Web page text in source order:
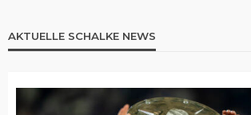
AKTUELLE SCHALKE NEWS